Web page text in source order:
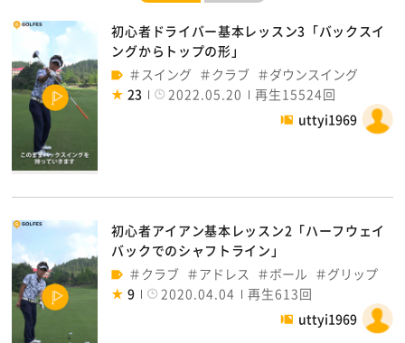
初心者ドライバー基本レッスン3「バックスイ
ングからトップの形」
スイング
クラブ
ダウンスイング
23
2022.05.20
再生15524回
uttyi1969
初心者アイアン基本レッスン2「ハーフウェイ
バックでのシャフトライン」
クラブ
アドレス ボール
グリップ
9
2020.04.04
再生613回
uttyi1969